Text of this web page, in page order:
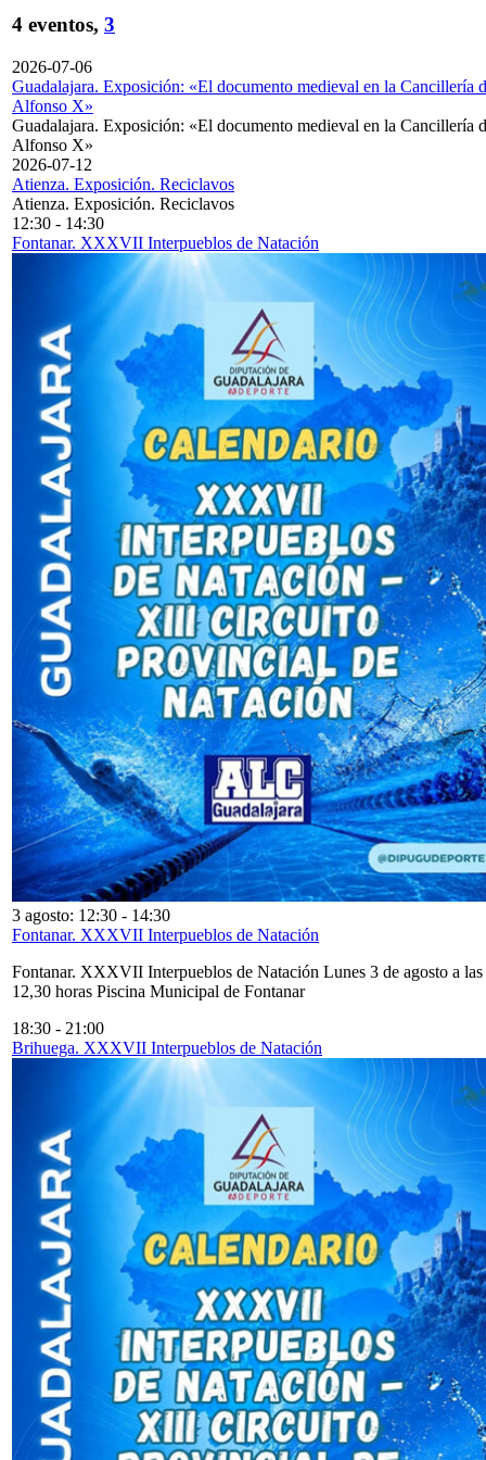
4 eventos, 3
2026-07-06
Guadalajara. Exposición: «El documento medieval en la Cancillería
Alfonso X»
Guadalajara. Exposición: «El documento medieval en la Cancillería
Alfonso X»
2026-07-12
Atienza. Exposición. Reciclavos
Atienza. Exposición. Reciclavos
12:30 - 14:30
Fontanar. XXXVII Interpueblos de Natación
3 agosto: 12:30 - 14:30
Fontanar. XXXVII Interpueblos de Natación
Fontanar. XXXVII Interpueblos de Natación Lunes 3 de agosto a las
12,30 horas Piscina Municipal de Fontanar
18:30 - 21:00
Brihuega. XXXVII Interpueblos de Natación